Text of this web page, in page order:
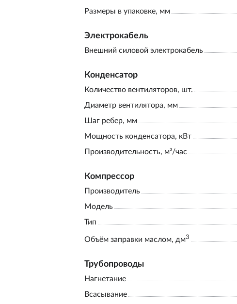
Размеры в упаковке, мм
Электрокабель
Внешний силовой электрокабель
Конденсатор
Количество вентиляторов, шт.
Диаметр вентилятора, мм
Шаг ребер, мм
Мощность конденсатора, кВт
Производительность, м³/час
Компрессор
Производитель
Модель
Тип
Объём заправки маслом, дм3
Трубопроводы
Нагнетание
Всасывание